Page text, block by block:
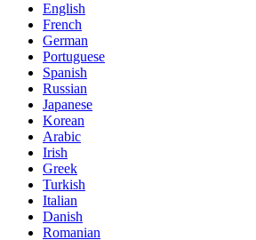
English
French
German
Portuguese
Spanish
Russian
Japanese
Korean
Arabic
Irish
Greek
Turkish
Italian
Danish
Romanian